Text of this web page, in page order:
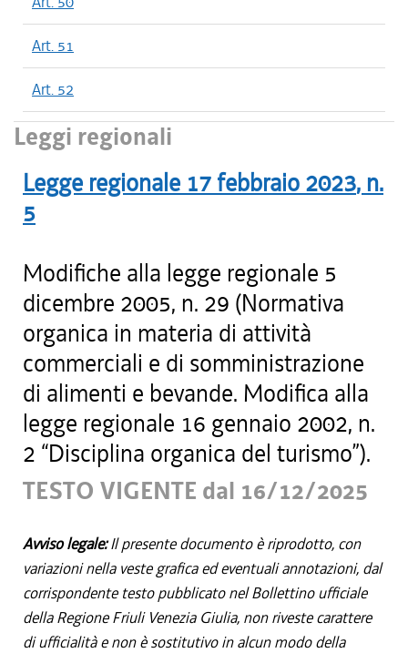
Art. 51
Art. 52
Leggi regionali
Legge regionale 17 febbraio 2023, n.
5
Modifiche alla legge regionale 5
dicembre 2005, n. 29 (Normativa
organica in materia di attività
commerciali e di somministrazione
di alimenti e bevande. Modifica alla
legge regionale 16 gennaio 2002, n.
2 “Disciplina organica del turismo”).
TESTO VIGENTE dal 16/12/2025
Avviso legale:Il presente documento è riprodotto, con
variazioni nella veste grafica ed eventuali annotazioni, dal
corrispondente testo pubblicato nel Bollettino ufficiale
della Regione Friuli Venezia Giulia, non riveste carattere
di ufficialità e non è sostitutivo in alcun modo della